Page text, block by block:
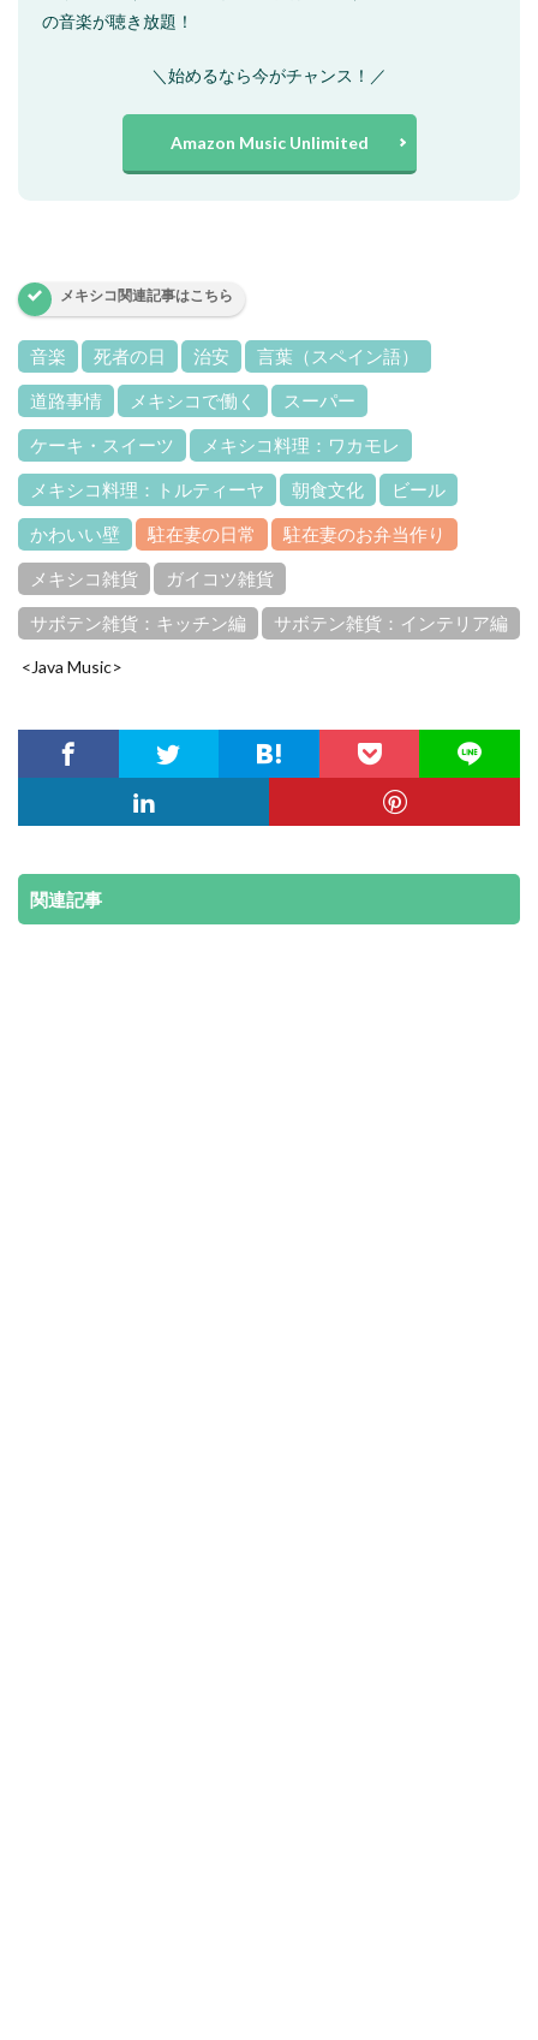
の音楽が聴き放題！
＼始めるなら今がチャンス！／
Amazon Music Unlimited
メキシコ関連記事はこちら
音楽 死者の日 治安 言葉（スペイン語）
道路事情 メキシコで働く スーパー
ケーキ・スイーツ メキシコ料理：ワカモレ
メキシコ料理：トルティーヤ 朝食文化 ビール
かわいい壁 駐在妻の日常 駐在妻のお弁当作り
メキシコ雑貨 ガイコツ雑貨
サボテン雑貨：キッチン編 サボテン雑貨：インテリア編
<Java Music>
関連記事